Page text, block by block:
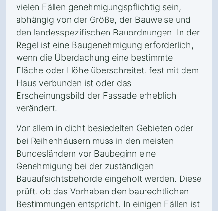
vielen Fällen genehmigungspflichtig sein,
abhängig von der Größe, der Bauweise und
den landesspezifischen Bauordnungen. In der
Regel ist eine Baugenehmigung erforderlich,
wenn die Überdachung eine bestimmte
Fläche oder Höhe überschreitet, fest mit dem
Haus verbunden ist oder das
Erscheinungsbild der Fassade erheblich
verändert.
Vor allem in dicht besiedelten Gebieten oder
bei Reihenhäusern muss in den meisten
Bundesländern vor Baubeginn eine
Genehmigung bei der zuständigen
Bauaufsichtsbehörde eingeholt werden. Diese
prüft, ob das Vorhaben den baurechtlichen
Bestimmungen entspricht. In einigen Fällen ist